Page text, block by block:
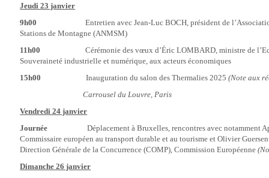
Jeudi 23 janvier
9h00
Entretien avec Jean-Luc BOCH, président de l’Association
Stations de Montagne (ANMSM)
11h00
Cérémonie des vœux d’Éric LOMBARD, ministre de
Souveraineté industrielle et numérique, aux acteurs économiques
15h00 Inauguration du salon des Thermalies 2025(Note aux
Carrousel du Louvre, Paris
Vendredi 24 janvier
Journée
Déplacement à Bruxelles, rencontres avec notamment
Commissaire européen au transport durable et au tourisme et Olivier
Direction Générale de la Concurrence (COMP), Commission Européenne
Dimanche 26 janvier